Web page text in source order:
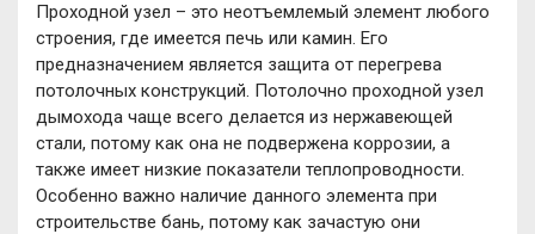
Проходной узел – это неотъемлемый элемент любого
строения, где имеется печь или камин. Его
предназначением является защита от перегрева
потолочных конструкций. Потолочно проходной узел
дымохода чаще всего делается из нержавеющей
стали, потому как она не подвержена коррозии, а
также имеет низкие показатели теплопроводности.
Особенно важно наличие данного элемента при
строительстве бань, потому как зачастую они